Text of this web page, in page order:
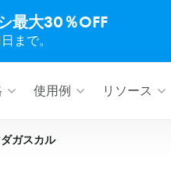
最大30％OFF
まで。
使用例 リソース
ガスカル